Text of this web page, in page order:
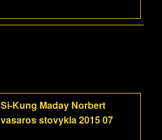
Si-Kung Maday Norbert
vasaros stovykla 2015 07